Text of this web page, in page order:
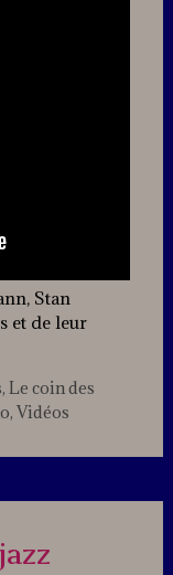
Stan
et de leur
, Le coin des
, Vidéos
Comment